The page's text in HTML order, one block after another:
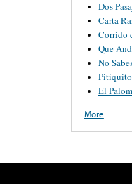
Dos
Carta
Corrido
Que
No
Pitiquito
El
More